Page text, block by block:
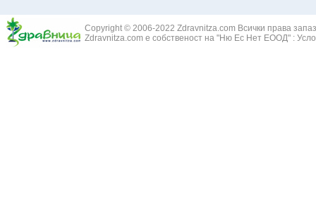
Copyright © 2006-2022 Zdravnitza.com Всички права
Zdravnitza.com е собственост на "Ню Ес Нет ЕООД" :